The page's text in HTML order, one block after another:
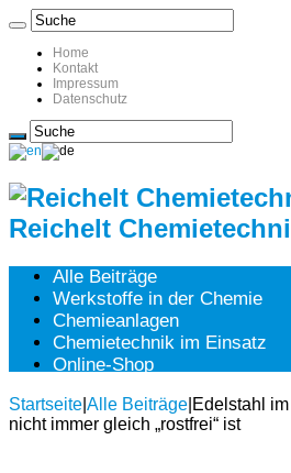
Home
Kontakt
Impressum
Datenschutz
Reichelt
Alle Beiträge
Werkstoffe in der Chemie
Chemieanlagen
Chemietechnik im Einsatz
Online-Shop
Startseite Alle Beiträge Edelstahl im
nicht immer gleich „rostfrei“ ist